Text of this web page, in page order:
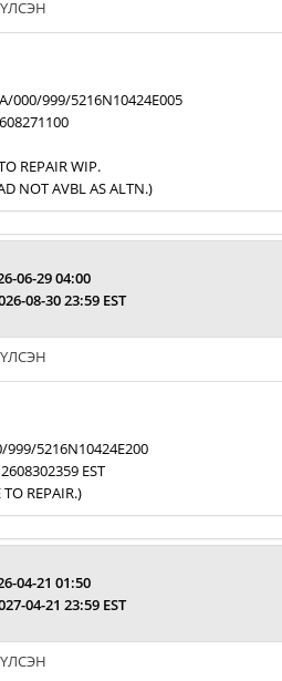
000/999/5216N10424E005
REPAIR WIP.
NOT AVBL AS ALTN.)
06-29 04:00
08-30 23:59 EST
5216N10424E200
EST
TO REPAIR.)
04-21 01:50
04-21 23:59 EST